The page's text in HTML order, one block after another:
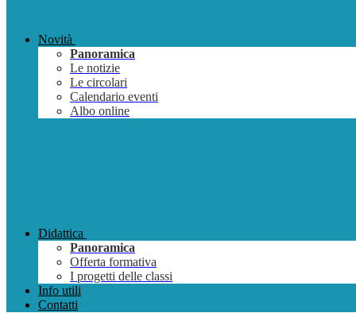
Novità
Panoramica
Le notizie
Le circolari
Calendario eventi
Albo online
Didattica
Panoramica
Offerta formativa
I progetti delle classi
Info utili
Contatti